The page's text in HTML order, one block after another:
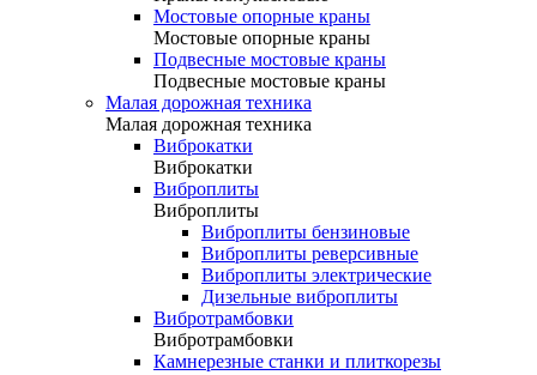
Мостовые опорные краны
Мостовые опорные краны
Подвесные мостовые краны
Подвесные мостовые краны
Малая дорожная техника
Малая дорожная техника
Виброкатки
Виброкатки
Виброплиты
Виброплиты
Виброплиты бензиновые
Виброплиты реверсивные
Виброплиты электрические
Дизельные виброплиты
Вибротрамбовки
Вибротрамбовки
Камнерезные станки и плиткорезы